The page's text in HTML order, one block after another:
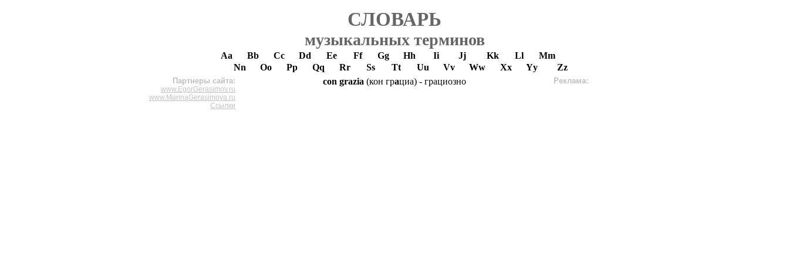
СЛОВАРЬ
музыкальных терминов
Aa Bb Cc Dd Ee Ff Gg Hh Ii Jj Kk Ll
Mm
Nn
Oo Pp Qq Rr Ss Tt Uu Vv Ww Xx Yy Zz
Партнеры сайта:
www.EgorGerasimov.ru
www.MarinaGerasimova.ru
Ссылки
con grazia (кон грациа) - грациозно Реклама: